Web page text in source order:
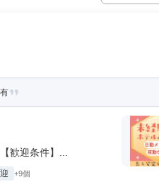
歓迎条件】...
+9個